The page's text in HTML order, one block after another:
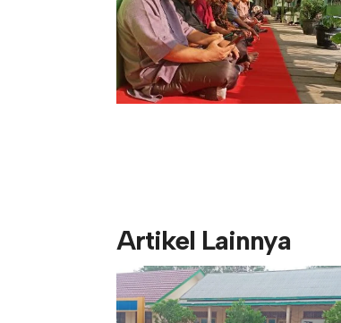
Artikel Lainnya